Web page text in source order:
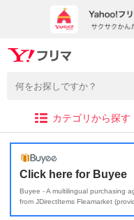
カテゴリから探す
Click here for Buyee
Buyee - A multilingual purchasing
from JDirectItems Fleamarket